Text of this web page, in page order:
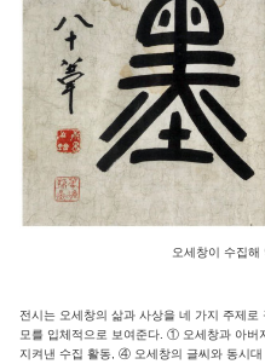
오세창이 수집해
전시는 오세창의 삶과 사상을 네 가지 주제
모를 입체적으로 보여준다. ① 오세창과 아
지켜낸 수집 활동, ④ 오세창의 글씨와 동시